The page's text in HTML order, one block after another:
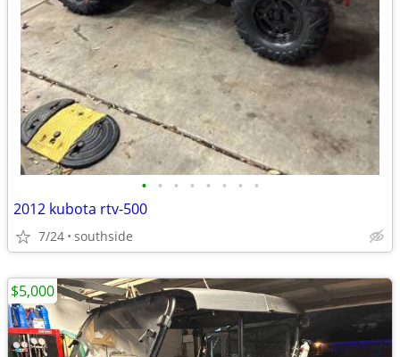
• • • • • • • •
2012 kubota rtv-500
7/24 southside
$5,000